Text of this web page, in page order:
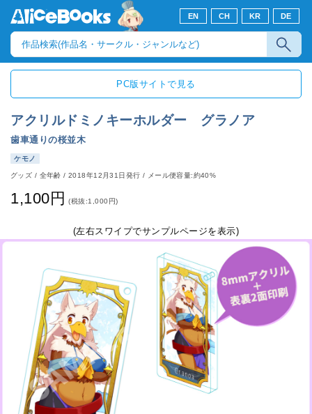
EN CH KR DE
PC版サイトで見る
アクリルドミノキーホルダー グラノア
歯車通りの桜並木
ケモノ
グッズ / 全年齢/2018年12月31日発行 / メール便容量:約40%
1,100円 (税抜:1,000円)
(左右スワイプでサンプルページを表示)